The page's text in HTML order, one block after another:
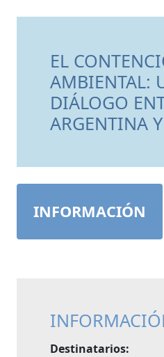
EL
AMBIENTAL:
DIÁLOGO
ARGENTINA
INFORMACIÓN
Destinatarios: